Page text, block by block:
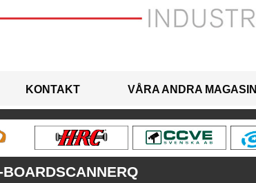
KONTAKT VÅRA ANDRA MAGASIN
BOARDSCANNERQ